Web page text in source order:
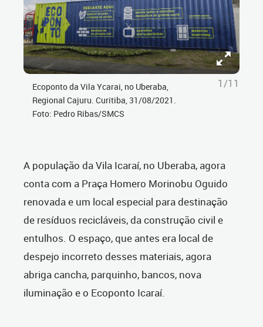
Ecoponto da Vila Ycarai, no Uberaba,
Regional Cajuru. Curitiba, 31/08/2021.
Foto: Pedro Ribas/SMCS
1/11
A população da Vila Icaraí, no Uberaba, agora
conta com a Praça Homero Morinobu Oguido
renovada e um local especial para destinação
de resíduos recicláveis, da construção civil e
entulhos. O espaço, que antes era local de
despejo incorreto desses materiais, agora
abriga cancha, parquinho, bancos, nova
iluminação e o Ecoponto Icaraí.